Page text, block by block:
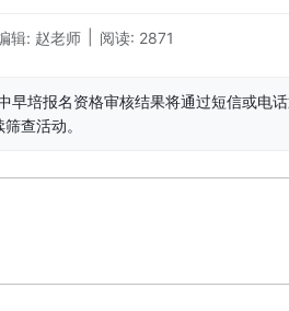
辑: 赵老师 阅读: 2871
早培报名资格审核结果将通过短信或电
查活动。